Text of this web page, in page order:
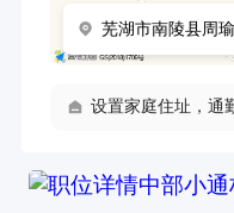
芜湖市南陵县周
设置家庭住址，通